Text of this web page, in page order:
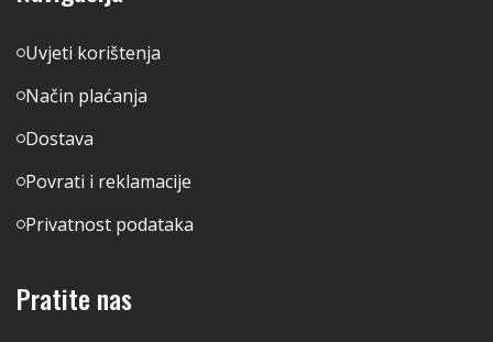
Uvjeti korištenja
Način plaćanja
Dostava
Povrati i reklamacije
Privatnost podataka
Pratite nas